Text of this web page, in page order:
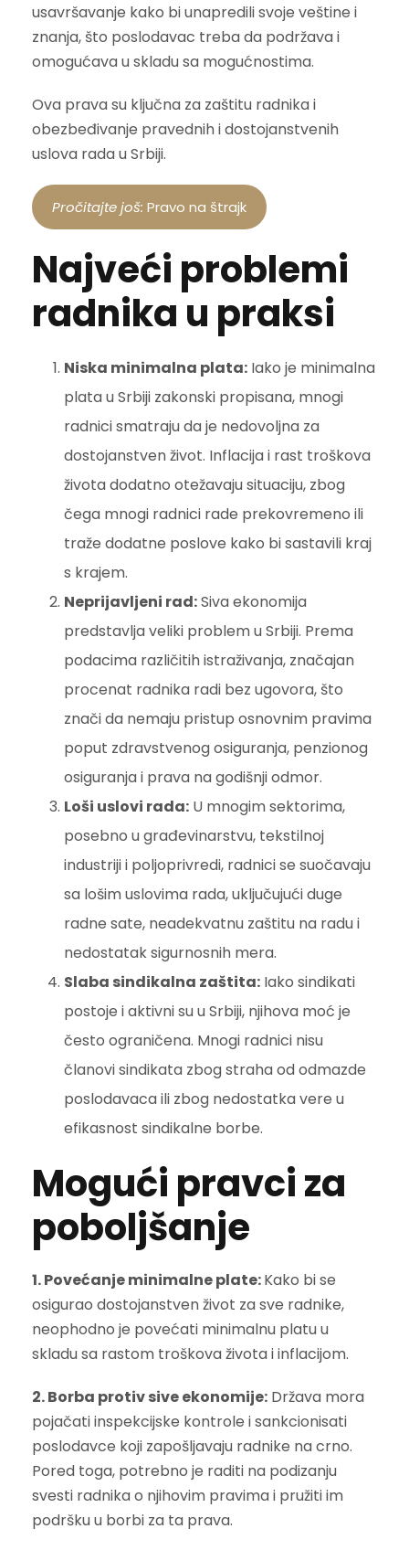
usavršavanje kako bi unapredili svoje veštine i
znanja, što poslodavac treba da podržava i
omogućava u skladu sa mogućnostima.
Ova prava su ključna za zaštitu radnika i
obezbeđivanje pravednih i dostojanstvenih
uslova rada u Srbiji.
Pročitajte još: Pravo na štrajk
Najveći problemi
radnika u praksi
Niska minimalna plata: Iako je minimalna
plata u Srbiji zakonski propisana, mnogi
radnici smatraju da je nedovoljna za
dostojanstven život. Inflacija i rast troškova
života dodatno otežavaju situaciju, zbog
čega mnogi radnici rade prekovremeno ili
traže dodatne poslove kako bi sastavili kraj
s krajem.
Neprijavljeni rad:Siva ekonomija
predstavlja veliki problem u Srbiji. Prema
podacima različitih istraživanja, značajan
procenat radnika radi bez ugovora, što
znači da nemaju pristup osnovnim pravima
poput zdravstvenog osiguranja, penzionog
osiguranja i prava na godišnji odmor.
Loši uslovi rada: U mnogim sektorima,
posebno u građevinarstvu, tekstilnoj
industriji i poljoprivredi, radnici se suočavaju
sa lošim uslovima rada, uključujući duge
radne sate, neadekvatnu zaštitu na radu i
nedostatak sigurnosnih mera.
Slaba sindikalna zaštita: Iako sindikati
postoje i aktivni su u Srbiji, njihova moć je
često ograničena. Mnogi radnici nisu
članovi sindikata zbog straha od odmazde
poslodavaca ili zbog nedostatka vere u
efikasnost sindikalne borbe.
Mogući pravci za
poboljšanje
1. Povećanje minimalne plate:Kako bi se
osigurao dostojanstven život za sve radnike,
neophodno je povećati minimalnu platu u
skladu sa rastom troškova života i inflacijom.
2. Borba protiv sive ekonomije: Država mora
pojačati inspekcijske kontrole i sankcionisati
poslodavce koji zapošljavaju radnike na crno.
Pored toga, potrebno je raditi na podizanju
svesti radnika o njihovim pravima i pružiti im
podršku u borbi za ta prava.